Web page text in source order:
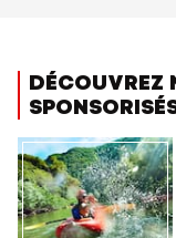
DÉCOUVREZ